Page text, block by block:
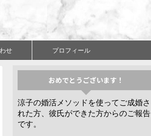
せ プロフィール
おめでとうございます！
涼子の婚活メソッドを使ってご成婚さ
れた方、彼氏ができた方からのご報告
です。